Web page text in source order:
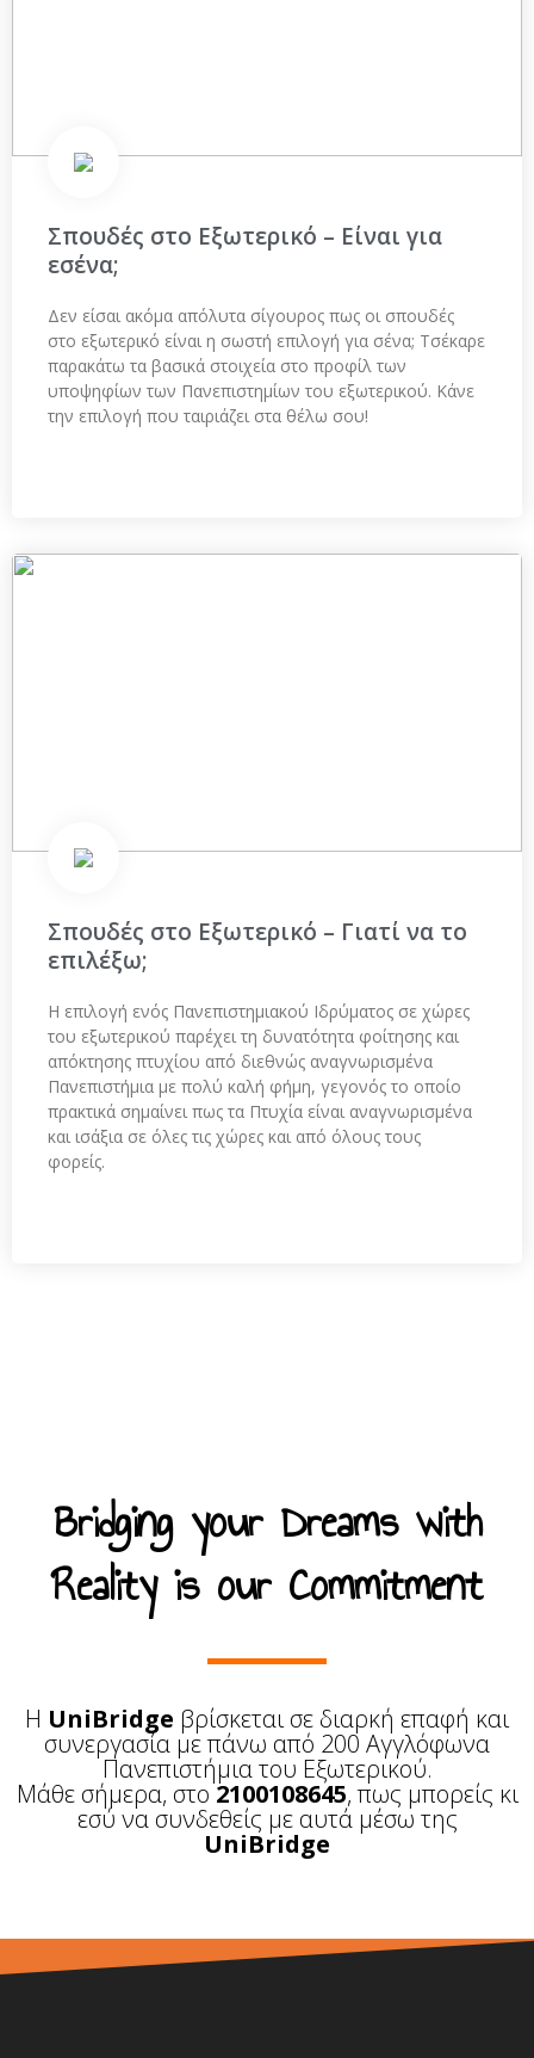
Σπουδές στο Eξωτερικό – Είναι για
εσένα;
Δεν είσαι ακόμα απόλυτα σίγουρος πως οι σπουδές
στο εξωτερικό είναι η σωστή επιλογή για σένα; Τσέκαρε
παρακάτω τα βασικά στοιχεία στο προφίλ των
υποψηφίων των Πανεπιστημίων του εξωτερικού. Κάνε
την επιλογή που ταιριάζει στα θέλω σου!
Σπουδές στο Eξωτερικό – Γιατί να το
επιλέξω;
Η επιλογή ενός Πανεπιστημιακού Ιδρύματος σε χώρες
του εξωτερικού παρέχει τη δυνατότητα φοίτησης και
απόκτησης πτυχίου από διεθνώς αναγνωρισμένα
Πανεπιστήμια με πολύ καλή φήμη, γεγονός το οποίο
πρακτικά σημαίνει πως τα Πτυχία είναι αναγνωρισμένα
και ισάξια σε όλες τις χώρες και από όλους τους
φορείς.
Bridging your Dreams with
Reality is our Commitment
Η UniBridge βρίσκεται σε διαρκή επαφή και
συνεργασία με πάνω από 200 Αγγλόφωνα
Πανεπιστήμια του Εξωτερικού.
Μάθε σήμερα, στο2100108645, πως μπορείς κι
εσύ να συνδεθείς με αυτά μέσω της
UniBridge